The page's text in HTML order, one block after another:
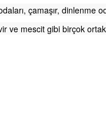
çamaşır, dinlenme
ve mescit gibi birçok ortak